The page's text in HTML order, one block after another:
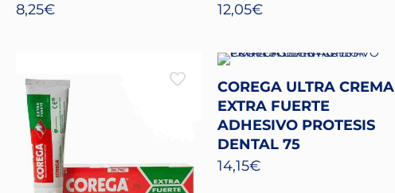
8,25€
12,05€
COREGA ULTRA CREMA
EXTRA FUERTE
ADHESIVO PROTESIS
DENTAL 75
14,15€